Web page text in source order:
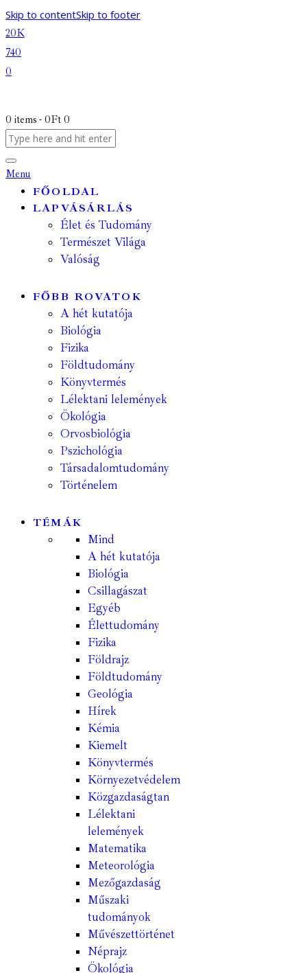
Skip to contentSkip to footer
20K
740
0
0 items - 0Ft 0
Menu
FŐOLDAL
LAPVÁSÁRLÁS
Élet és Tudomány
Természet Világa
Valóság
FŐBB ROVATOK
A hét kutatója
Biológia
Fizika
Földtudomány
Könyvtermés
Lélektani lelemények
Ökológia
Orvosbiológia
Pszichológia
Társadalomtudomány
Történelem
TÉMÁK
Mind
A hét kutatója
Biológia
Csillagászat
Egyéb
Élettudomány
Fizika
Földrajz
Földtudomány
Geológia
Hírek
Kémia
Kiemelt
Könyvtermés
Környezetvédelem
Közgazdaságtan
Lélektani
lelemények
Matematika
Meteorológia
Mezőgazdaság
Műszaki
tudományok
Művészettörténet
Néprajz
Ökológia